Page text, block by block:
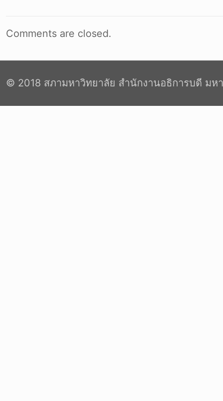
Comments are closed.
© 2018 สภามหาวิทยาลัย สำนักงานอธิการบดี มห